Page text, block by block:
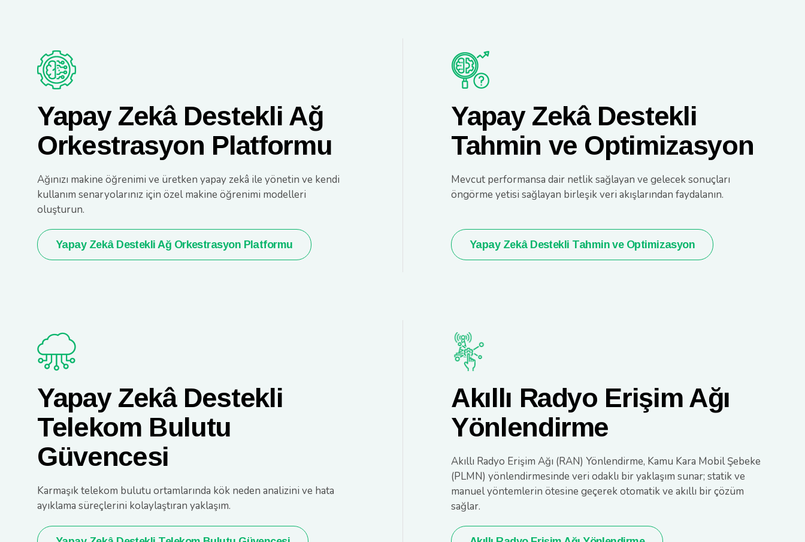
Yapay Zekâ Destekli Ağ
Orkestrasyon Platformu
Ağınızı makine öğrenimi ve üretken yapay zekâ ile yönetin ve kendi
kullanım senaryolarınız için özel makine öğrenimi modelleri
oluşturun.
Yapay Zekâ Destekli Ağ Orkestrasyon Platformu
Yapay Zekâ Destekli
Tahmin ve Optimizasyon
Mevcut performansa dair netlik sağlayan ve gelecek sonuçları
öngörme yetisi sağlayan birleşik veri akışlarından faydalanın.
Yapay Zekâ Destekli Tahmin ve Optimizasyon
Yapay Zekâ Destekli
Telekom Bulutu
Güvencesi
Karmaşık telekom bulutu ortamlarında kök neden analizini ve hata
ayıklama süreçlerini kolaylaştıran yaklaşım.
Akıllı Radyo Erişim Ağı
Yönlendirme
Akıllı Radyo Erişim Ağı (RAN) Yönlendirme, Kamu Kara Mobil Şebeke
(PLMN) yönlendirmesinde veri odaklı bir yaklaşım sunar; statik ve
manuel yöntemlerin ötesine geçerek otomatik ve akıllı bir çözüm
sağlar.